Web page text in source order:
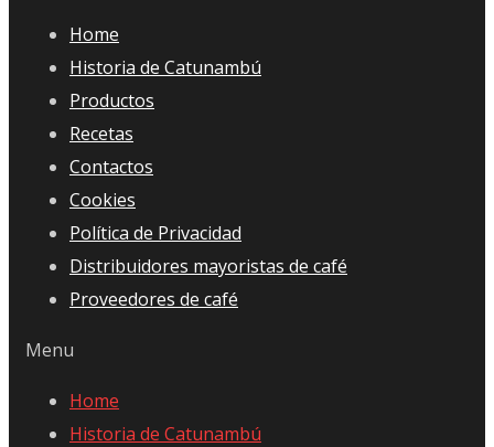
Home
Historia de Catunambú
Productos
Recetas
Contactos
Cookies
Política de Privacidad
Distribuidores mayoristas de café
Proveedores de café
Menu
Home
Historia de Catunambú